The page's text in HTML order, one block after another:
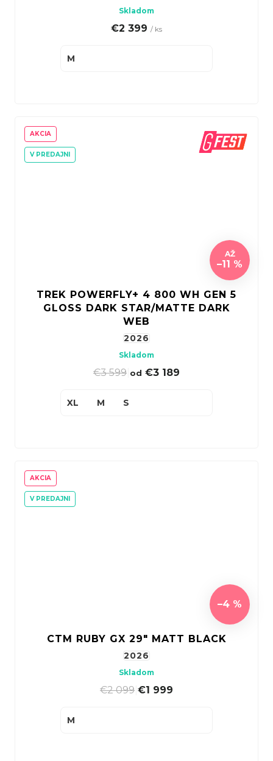
Skladom
€2 399 / ks
M
AKCIA
V PREDAJNI
AŽ
–11 %
TREK POWERFLY+ 4 800 WH GEN 5
GLOSS DARK STAR/MATTE DARK
WEB
2026
Skladom
€3 599 od €3 189
XL M S
AKCIA
V PREDAJNI
–4 %
CTM RUBY GX 29" MATT BLACK
2026
Skladom
€2 099 €1 999
M